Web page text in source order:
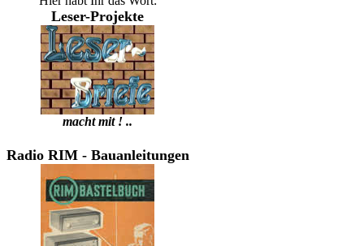
Leser-Projekte
macht mit ! ..
Radio RIM - Bauanleitungen